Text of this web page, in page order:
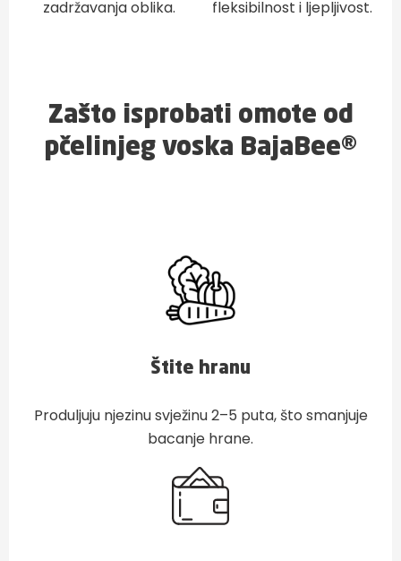
zadržavanja oblika.
fleksibilnost i ljepljivost.
Zašto isprobati omote od
pčelinjeg voska BajaBee®
Štite hranu
Produljuju njezinu svježinu 2–5 puta, što smanjuje
bacanje hrane.